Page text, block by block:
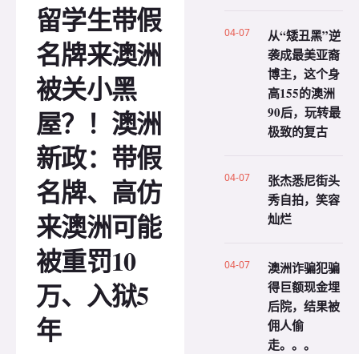
留学生带假
名牌来澳洲
被关小黑
屋？！澳洲
新政：带假
名牌、高仿
来澳洲可能
被重罚10
万、入狱5
年
04-07
从“矮丑黑”逆
袭成最美亚裔
博主，这个身
高155的澳洲
90后，玩转最
极致的复古
04-07
张杰悉尼街头
秀自拍，笑容
灿烂
04-07
澳洲诈骗犯骗
得巨额现金埋
后院，结果被
佣人偷
走。。。